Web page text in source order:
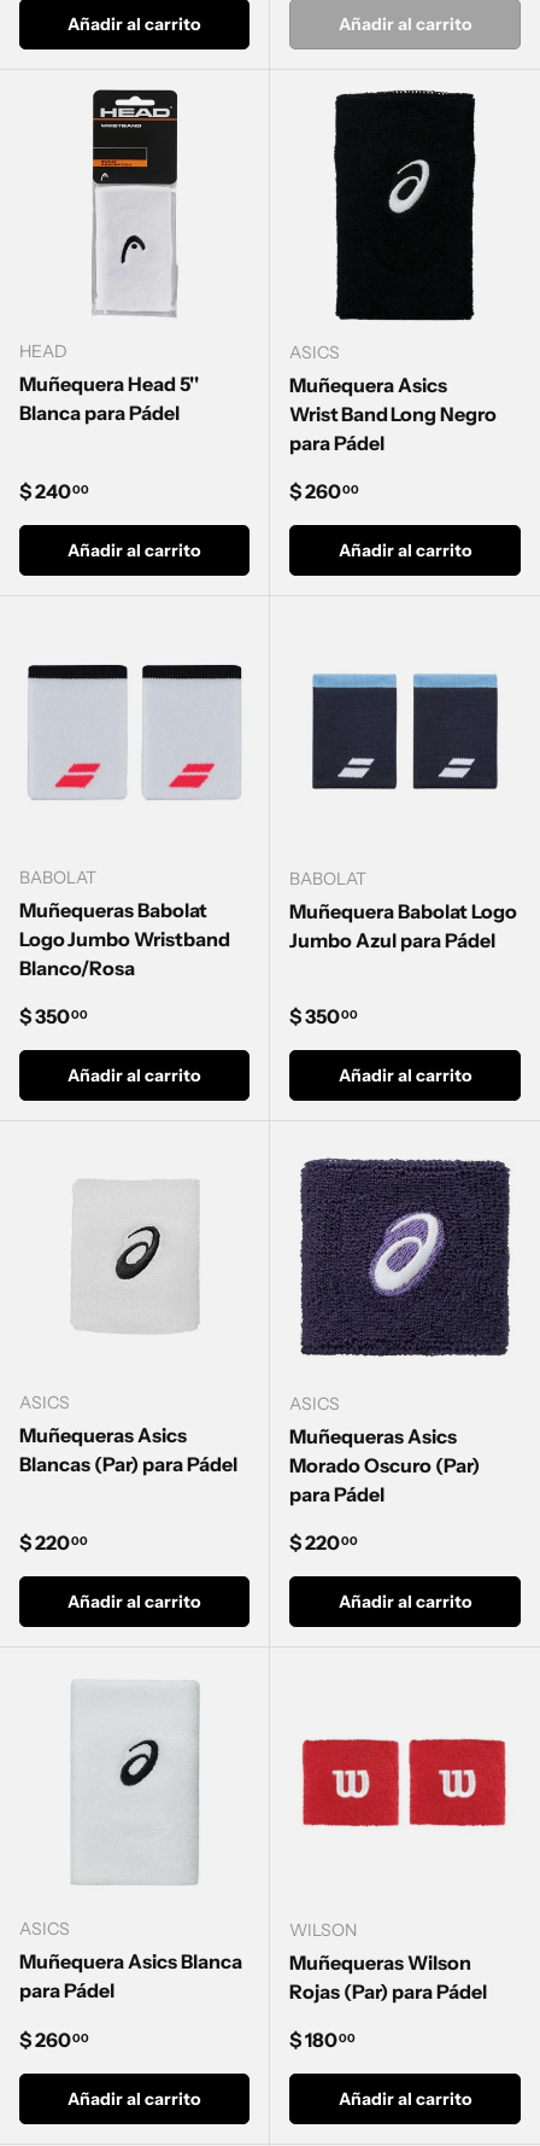
Añadir al carrito Añadir al carrito
HEAD
Muñequera Head 5''
Blanca para Pádel
Precio normal
$ 24000
Añadir al carrito
ASICS
Muñequera Asics
Wrist Band Long Negro
para Pádel
Precio normal
$ 26000
Añadir al carrito
BABOLAT
Muñequeras Babolat
Logo Jumbo Wristband
Blanco/Rosa
Precio normal
$ 35000
Añadir al carrito
BABOLAT
Muñequera Babolat Logo
Jumbo Azul para Pádel
Precio normal
$ 35000
Añadir al carrito
ASICS
Muñequeras Asics
Blancas (Par) para Pádel
Precio normal
$ 22000
Añadir al carrito
ASICS
Muñequeras Asics
Morado Oscuro (Par)
para Pádel
Precio normal
$ 22000
Añadir al carrito
ASICS
Muñequera Asics Blanca
para Pádel
Precio normal
$ 26000
Añadir al carrito
WILSON
Muñequeras Wilson
Rojas (Par) para Pádel
Precio normal
$ 18000
Añadir al carrito